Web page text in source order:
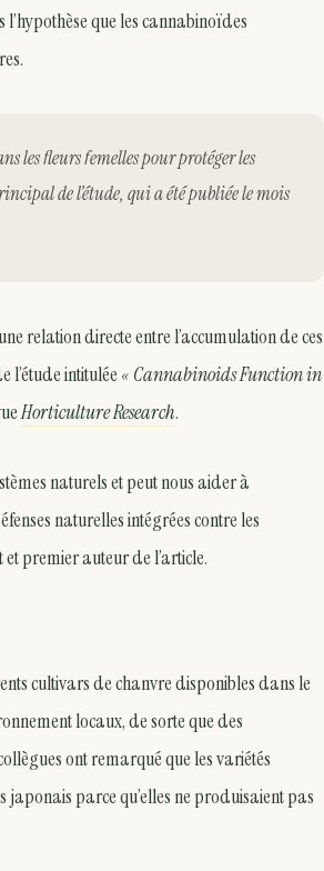
que les cannabinoïdes
les fleurs femelles pour protéger les
de l’étude, qui a été publiée le mois
relation directe entre l’accumulation de ces
l’étude intitulée« Cannabinoids Function in
Horticulture Research.
naturels et peut nous aider à
naturelles intégrées contre les
premier auteur de l’article.
cultivars de chanvre disponibles dans le
locaux, de sorte que des
ont remarqué que les variétés
parce qu’elles ne produisaient pas